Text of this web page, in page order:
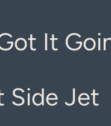
It
Side Jet